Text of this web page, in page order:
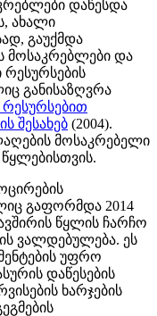
დაწესდა
ახალი
გაუქმდა
მოსაკრებლები და
რესურსების
განისაზღვრა
რესურსებით
შესახებ (2004).
მოსაკრებელი
გაფორმდა 2014
წყლის ჩარჩო
ვალდებულება. ეს
უფრო
დაწესების
ხარჯების